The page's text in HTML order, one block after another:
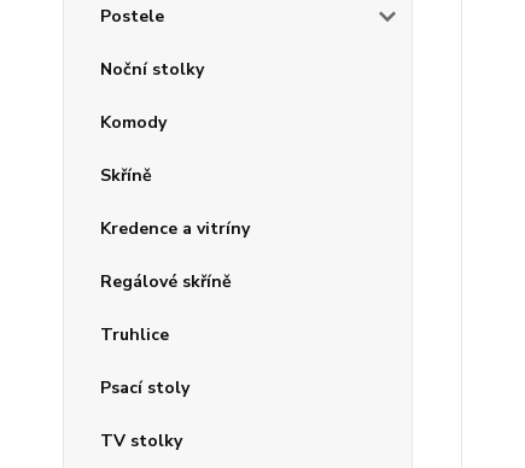
Postele
Noční stolky
Komody
Skříně
Kredence a vitríny
Regálové skříně
Truhlice
Psací stoly
TV stolky